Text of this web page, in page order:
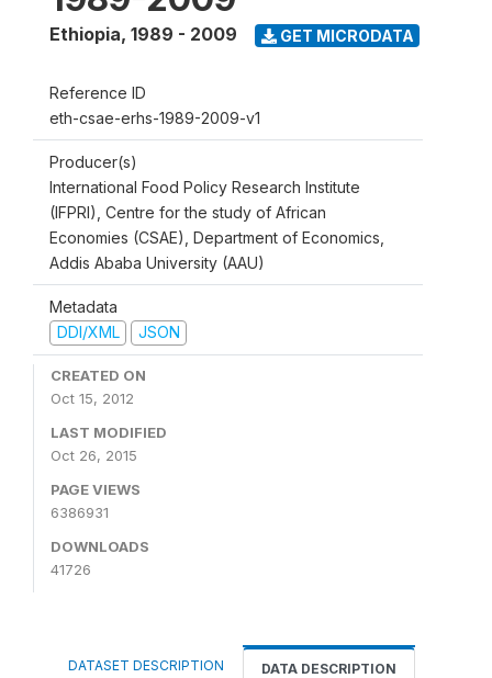
Ethiopia, 1989 - 2009 GET MICRODATA
Reference ID
eth-csae-erhs-1989-2009-v1
Producer(s)
International Food Policy Research Institute
(IFPRI), Centre for the study of African
Economies (CSAE), Department of Economics,
Addis Ababa University (AAU)
Metadata
DDI/XML
JSON
CREATED ON
Oct 15, 2012
LAST MODIFIED
Oct 26, 2015
PAGE VIEWS
6386931
DOWNLOADS
41726
DATASET DESCRIPTION DATA DESCRIPTION